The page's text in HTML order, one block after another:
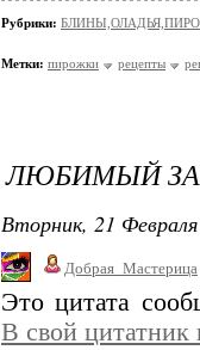
Рубрики:
Метки: пирожки рецепты
ЛЮБИМЫЙ
Вторник, 21
Добрая_Мастерица
Это цитата
В свой цитатник